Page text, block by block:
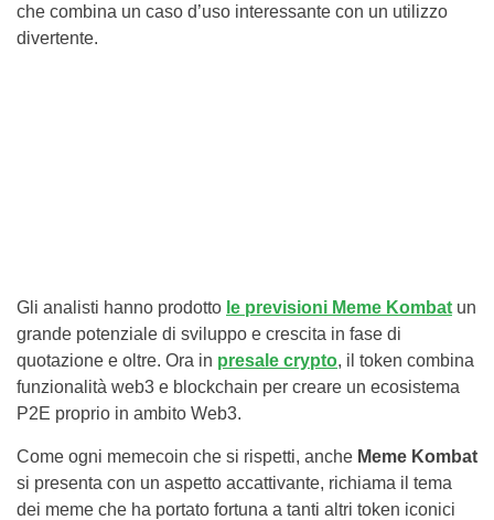
che combina un caso d’uso interessante con un utilizzo
divertente.
Gli analisti hanno prodotto le previsioni Meme Kombat un
grande potenziale di sviluppo e crescita in fase di
quotazione e oltre. Ora in presale crypto, il token combina
funzionalità web3 e blockchain per creare un ecosistema
P2E proprio in ambito Web3.
Come ogni memecoin che si rispetti, anche Meme Kombat
si presenta con un aspetto accattivante, richiama il tema
dei meme che ha portato fortuna a tanti altri token iconici